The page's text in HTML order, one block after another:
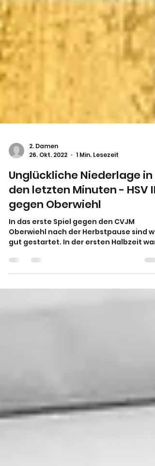
26. Okt. 2022
1 Min. Lesezeit
Unglückliche Niederlage in
den letzten Minuten - HSV II
gegen Oberwiehl
In das erste Spiel gegen den CVJM
das Spiel sehr...